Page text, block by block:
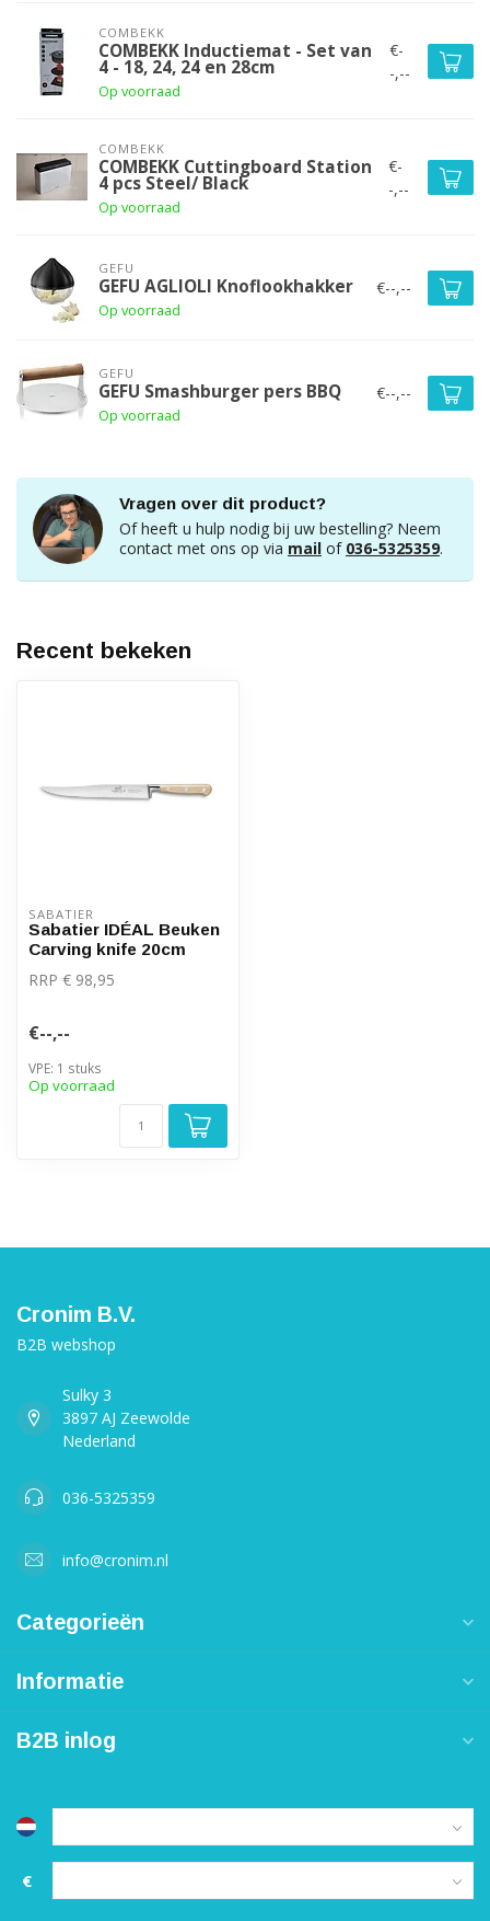
COMBEKK
COMBEKK Inductiemat - Set van
4 - 18, 24, 24 en 28cm
Op voorraad
€-
-,--
COMBEKK
COMBEKK Cuttingboard Station
4 pcs Steel/ Black
Op voorraad
€-
-,--
GEFU
GEFU AGLIOLI Knoflookhakker
Op voorraad
€--,--
GEFU
GEFU Smashburger pers BBQ
Op voorraad
€--,--
Vragen over dit product?
Of heeft u hulp nodig bij uw bestelling? Neem
contact met ons op via mail of 036-5325359.
Recent bekeken
SABATIER
Sabatier IDÉAL Beuken
Carving knife 20cm
RRP € 98,95
€--,--
VPE: 1 stuks
Op voorraad
Cronim B.V.
B2B webshop
Sulky 3
3897 AJ Zeewolde
Nederland
036-5325359
info@cronim.nl
Categorieën
Informatie
B2B inlog
€